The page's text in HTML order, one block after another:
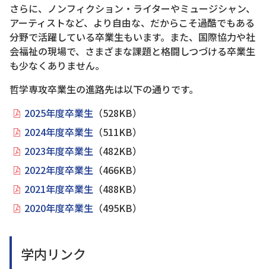
さらに、ノンフィクション・ライターやミュージシャン、
アーティストなど、より自由な、だからこそ過酷でもある
分野で活躍している卒業生もいます。また、国際協力や社
会福祉の現場で、さまざまな課題と格闘しつづける卒業生
も少なくありません。
哲学専攻卒業生の進路先は以下の通りです。
2025年度卒業生 （528KB）
2024年度卒業生 （511KB）
2023年度卒業生 （482KB）
2022年度卒業生 （466KB）
2021年度卒業生 （488KB）
2020年度卒業生 （495KB）
学内リンク